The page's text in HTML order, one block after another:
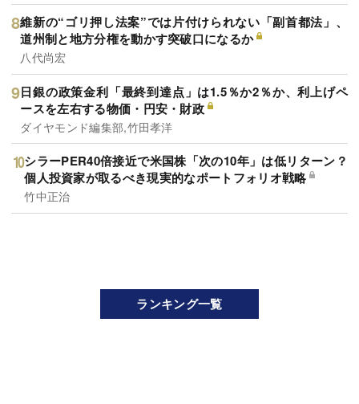
維新の“ゴリ押し法案”では片付けられない「副首都法」、
道州制と地方分権を動かす突破口になるか
八代尚宏
日銀の政策金利「最終到達点」は1.5％か2％か、利上げペ
ースを左右する物価・円安・財政
ダイヤモンド編集部,竹田孝洋
シラーPER40倍接近で米国株「次の10年」は低リターン？
個人投資家が取るべき現実的なポートフォリオ戦略
竹中正治
ランキング一覧